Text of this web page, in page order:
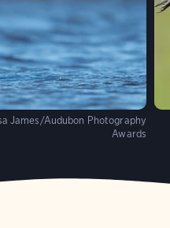
James/Audubon Photography
Awards